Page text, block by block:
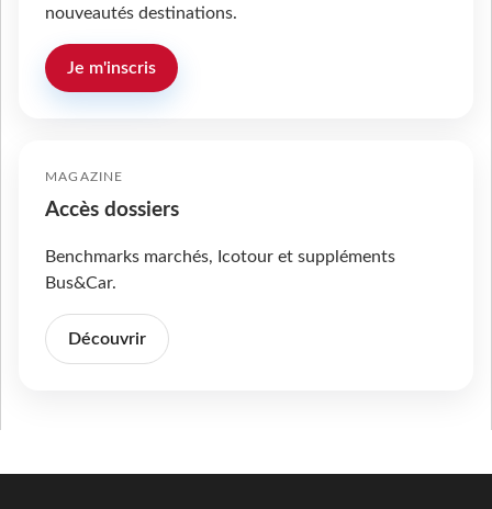
nouveautés destinations.
Je m'inscris
MAGAZINE
Accès dossiers
Benchmarks marchés, Icotour et suppléments
Bus&Car.
Découvrir